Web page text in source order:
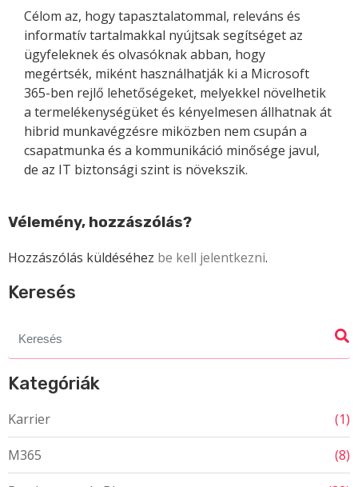
Célom az, hogy tapasztalatommal, releváns és
informatív tartalmakkal nyújtsak segítséget az
ügyfeleknek és olvasóknak abban, hogy
megértsék, miként használhatják ki a Microsoft
365-ben rejlő lehetőségeket, melyekkel növelhetik
a termelékenységüket és kényelmesen állhatnak át
hibrid munkavégzésre miközben nem csupán a
csapatmunka és a kommunikáció minősége javul,
de az IT biztonsági szint is növekszik.
Vélemény, hozzászólás?
Hozzászólás küldéséhez be kell jelentkezni.
Keresés
for:
Kategóriák
Karrier (1)
M365 (8)